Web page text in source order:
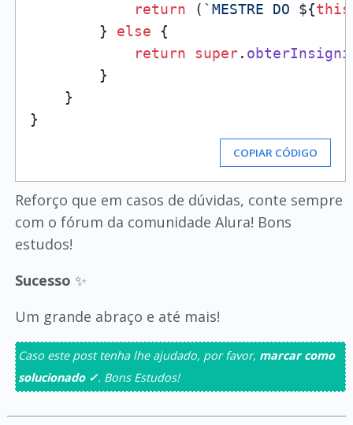
return ( `MESTRE DO ${this
        }
else {
return
super.
        }
    }
COPIAR CÓDIGO
Reforço que em casos de dúvidas, conte sempre
com o fórum da comunidade Alura! Bons
estudos!
Sucesso ✨
Um grande abraço e até mais!
Caso este post tenha lhe ajudado, por favor, marcar como
solucionado ✓. Bons Estudos!